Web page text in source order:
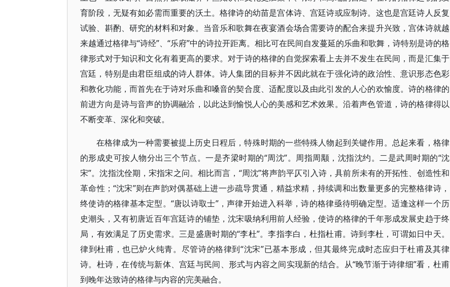
育阶段，无疑有如必需而重要的沃土。格律诗的幼苗是宫体诗、宫廷诗或应制诗。这也是宫廷诗人反复
试验、斟酌、研究的材料和对象。当音乐和歌舞在夜宴酒会场合需要诗的配合来提升兴致，宫体诗就越
来越通过格律与“诗经”、“乐府”中的诗拉开距离。相比可在民间自发蔓延的乐曲和歌舞，诗特别是诗的格
律形式对于知识和文化有着更高的要求。对于诗的格律的自觉探索看上去并不发生在民间，而是汇集于
宫廷，特别是由君臣组成的诗人群体。诗人集团的目标并不因此就在于强化诗的政治性、意识形态色彩
和教化功能，而首先在于诗对乐曲和嗓音的契合度、适配度以及由此引发的人心的欢愉度。诗的格律的
前进方向是诗与音声的协调融洽，以此达到愉悦人心的美感和艺术效果。沿着声色管道，诗的格律得以
不断变革、深化和突破。
在格律成为一种需要被提上历史日程后，特殊时期的一些特殊人物起到关键作用。总起来看，格律
的形成史可按人物分出三个节点。一是齐梁时期的“周沈”。周指周颙，沈指沈约。二是武周时期的“沈
宋”。沈指沈佺期，宋指宋之问。相比而言，“周沈”将声韵平仄引入诗，具前所未有的开拓性、创造性和
革命性；“沈宋”则在声韵对偶基础上进一步疏导贯通，精益求精，持续调和出数量更多的完整格律诗，
终使诗的格律基本定型。“唐以诗取士”，声律开始进入科举，诗的格律亟待明确定型。适逢这样一个历
史潮头，又有初唐近百年宫廷诗的铺垫，沈宋吸纳利用前人经验，使诗的格律的千年形成发展史趋于终
局，有效满足了历史需求。三是盛唐时期的“李杜”。李指李白，杜指杜甫。诗到李杜，可谓如日中天。
律到杜甫，也已炉火纯青。尽管诗的格律到“沈宋”已基本形成，但其最终完成时态应归于杜甫及其律
诗。杜诗，在传统与新体、宫廷与民间、形式与内容之间实现新的结合。从“晚节渐于诗律细”看，杜甫
到晚年达致诗的格律与内容的完美融合。